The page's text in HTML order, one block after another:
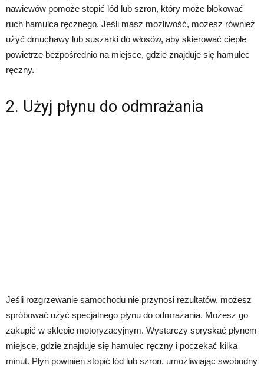
nawiewów pomoże stopić lód lub szron, który może blokować
ruch hamulca ręcznego. Jeśli masz możliwość, możesz również
użyć dmuchawy lub suszarki do włosów, aby skierować ciepłe
powietrze bezpośrednio na miejsce, gdzie znajduje się hamulec
ręczny.
2. Użyj płynu do odmrażania
Jeśli rozgrzewanie samochodu nie przynosi rezultatów, możesz
spróbować użyć specjalnego płynu do odmrażania. Możesz go
zakupić w sklepie motoryzacyjnym. Wystarczy spryskać płynem
miejsce, gdzie znajduje się hamulec ręczny i poczekać kilka
minut. Płyn powinien stopić lód lub szron, umożliwiając swobodny